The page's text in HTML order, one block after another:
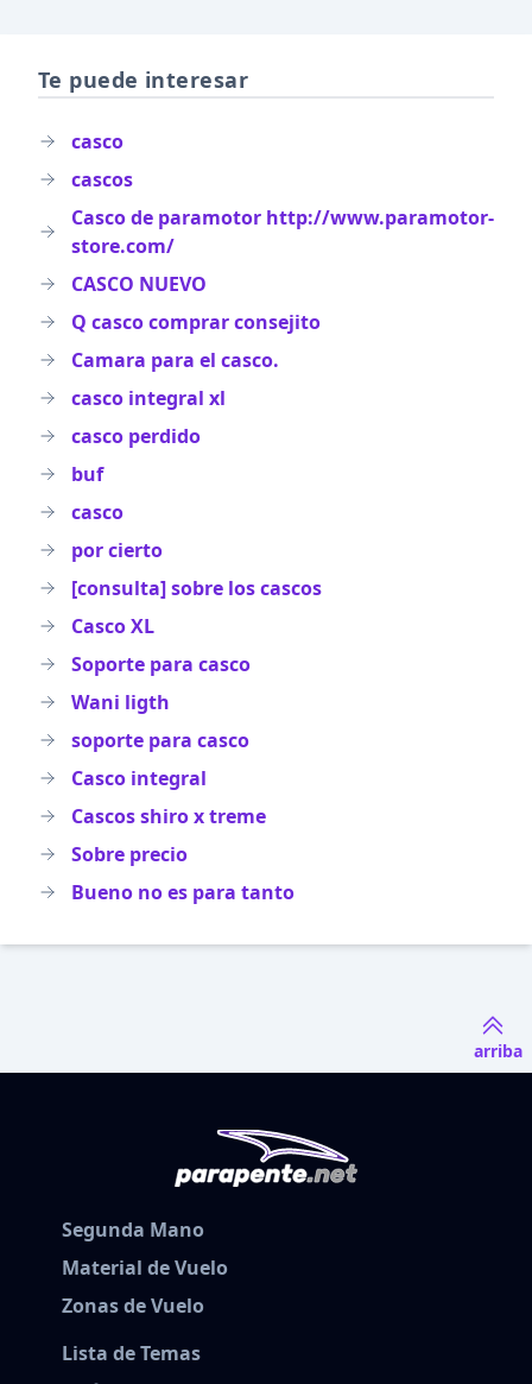
Te puede interesar
casco
cascos
Casco de paramotor http://www.paramotor-
store.com/
CASCO NUEVO
Q casco comprar consejito
Camara para el casco.
casco integral xl
casco perdido
buf
casco
por cierto
[consulta] sobre los cascos
Casco XL
Soporte para casco
Wani ligth
soporte para casco
Casco integral
Cascos shiro x treme
Sobre precio
Bueno no es para tanto
arriba
Segunda Mano
Material de Vuelo
Zonas de Vuelo
Lista de Temas